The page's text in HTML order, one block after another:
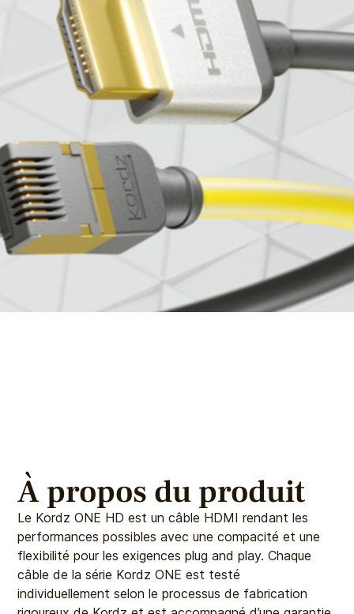
À propos du produit
Le Kordz ONE HD est un câble HDMI rendant les
performances possibles avec une compacité et une
flexibilité pour les exigences plug and play. Chaque
câble de la série Kordz ONE est testé
individuellement selon le processus de fabrication